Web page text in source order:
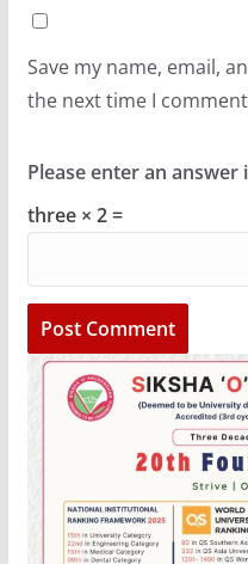
Save my name, email,
the next time I
Please enter an answer
three × 2 =